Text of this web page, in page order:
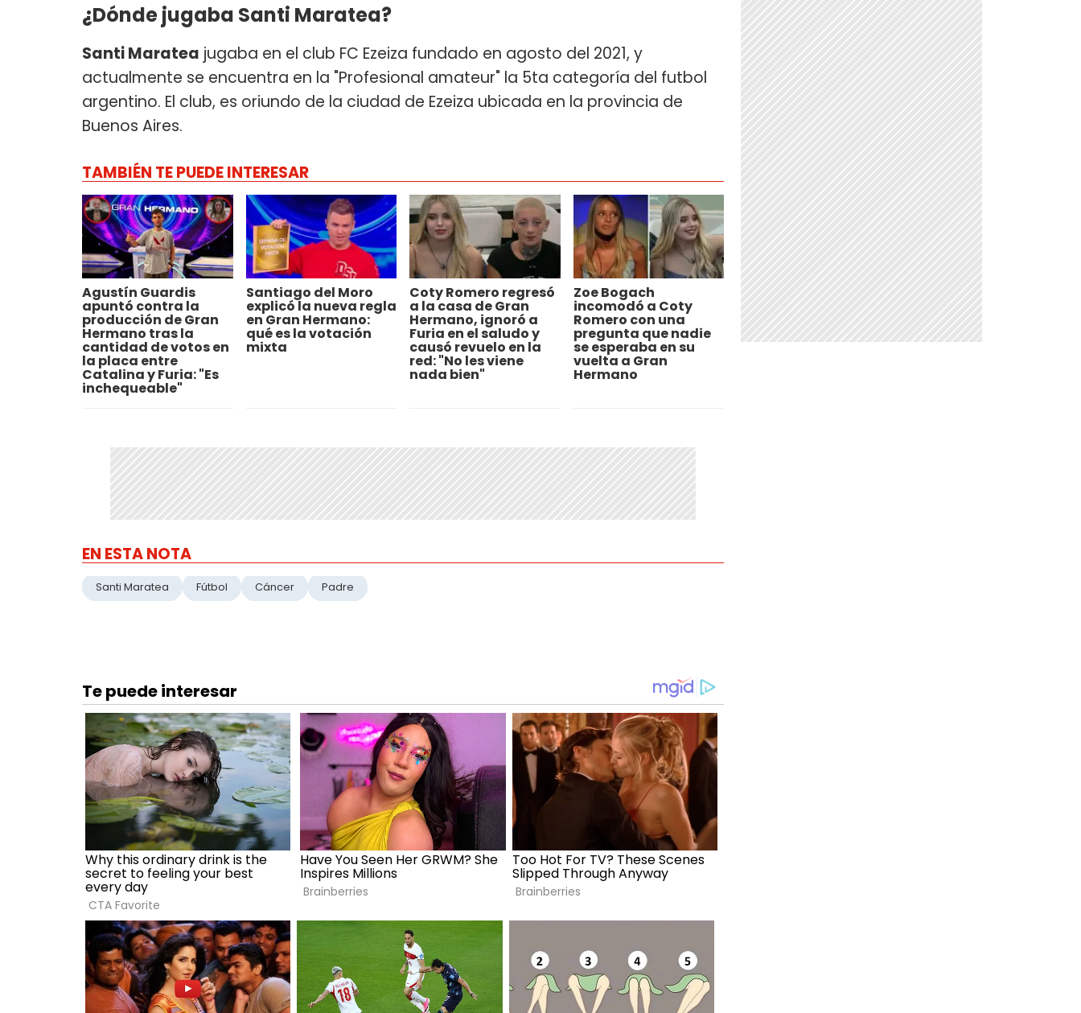
¿Dónde jugaba Santi Maratea?
Santi Maratea jugaba en el club FC Ezeiza fundado en agosto del 2021, y
actualmente se encuentra en la "Profesional amateur" la 5ta categoría del futbol
argentino. El club, es oriundo de la ciudad de Ezeiza ubicada en la provincia de
Buenos Aires.
TAMBIÉN TE PUEDE INTERESAR
Agustín Guardis
apuntó contra la
producción de Gran
Hermano tras la
cantidad de votos en
la placa entre
Catalina y Furia: "Es
inchequeable"
Santiago del Moro
explicó la nueva regla
en Gran Hermano:
qué es la votación
mixta
Coty Romero regresó
a la casa de Gran
Hermano, ignoró a
Furia en el saludo y
causó revuelo en la
red: "No les viene
nada bien"
Zoe Bogach
incomodó a Coty
Romero con una
pregunta que nadie
se esperaba en su
vuelta a Gran
Hermano
EN ESTA NOTA
Santi Maratea Fútbol Cáncer Padre